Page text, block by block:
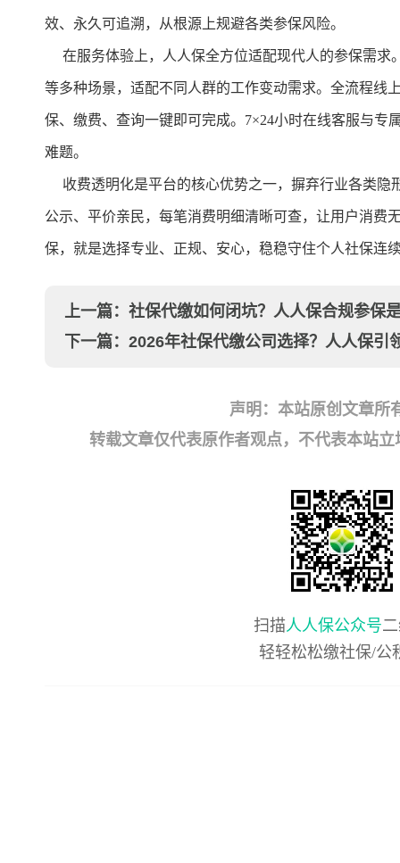
效、永久可追溯，从根源上规避各类参保风险。
在服务体验上，人人保全方位适配现代人的参保需求
等多种场景，适配不同人群的工作变动需求。全流程线
保、缴费、查询一键即可完成。7×24小时在线客服与
难题。
收费透明化是平台的核心优势之一，摒弃行业各类隐
公示、平价亲民，每笔消费明细清晰可查，让用户消费
保，就是选择专业、正规、安心，稳稳守住个人社保连
上一篇： 社保代缴如何闭坑？人人保合规参保
下一篇： 2026年社保代缴公司选择？人人保引
声明：本站原创文章所
转载文章仅代表原作者观点，不代表本站
扫描人人保公众号
轻轻松松缴社保/公